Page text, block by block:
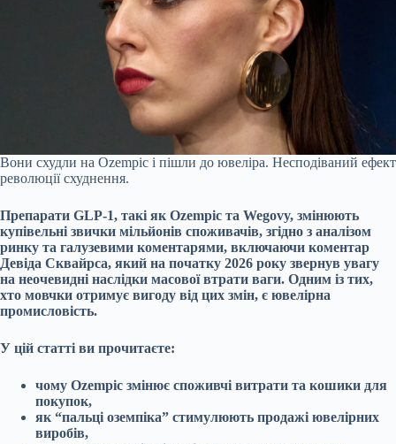
Вони схудли на Ozempic і пішли до ювеліра. Несподіваний ефект
революції схуднення.
Препарати GLP-1, такі як Ozempic та Wegovy, змінюють
купівельні звички мільйонів споживачів, згідно з аналізом
ринку та галузевими коментарями, включаючи коментар
Девіда Сквайрса, який на початку 2026 року звернув увагу
на неочевидні наслідки масової втрати ваги. Одним із тих,
хто мовчки отримує вигоду від цих змін, є ювелірна
промисловість.
У цій статті ви прочитаєте:
чому Ozempic змінює споживчі витрати та кошики для
покупок,
як “пальці оземпіка” стимулюють продажі ювелірних
виробів,